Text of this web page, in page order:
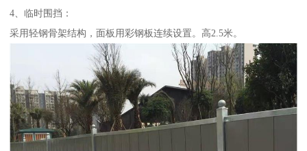
4、临时围挡：
采用轻钢骨架结构，面板用彩钢板连续设置。高2.5米。